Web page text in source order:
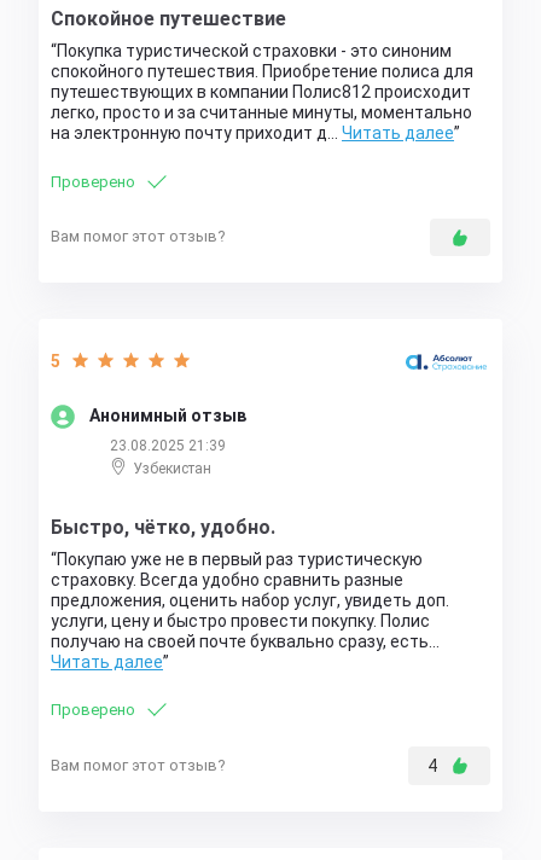
Спокойное путешествие
Покупка туристической страховки - это синоним
спокойного путешествия. Приобретение полиса для
путешествующих в компании Полис812 происходит
легко, просто и за считанные минуты, моментально
на электронную почту приходит д… Читать далее
Проверено
Вам помог этот отзыв?
Анонимный отзыв
5
23.08.2025 21:39
Узбекистан
Быстро, чётко, удобно.
Покупаю уже не в первый раз туристическую
страховку. Всегда удобно сравнить разные
предложения, оценить набор услуг, увидеть доп.
услуги, цену и быстро провести покупку. Полис
получаю на своей почте буквально сразу, есть…
Читать далее
Проверено
Вам помог этот отзыв? 4